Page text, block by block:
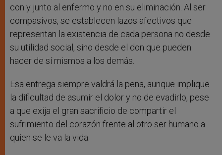
con y junto al enfermo y no en su eliminación. Al ser
compasivos, se establecen lazos afectivos que
representan la existencia de cada persona no desde
su utilidad social, sino desde el don que pueden
hacer de sí mismos a los demás.
Esa entrega siempre valdrá la pena, aunque implique
la dificultad de asumir el dolor y no de evadirlo, pese
a que exija el gran sacrificio de compartir el
sufrimiento del corazón frente al otro ser humano a
quien se le va la vida.